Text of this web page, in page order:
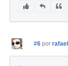
#6 por